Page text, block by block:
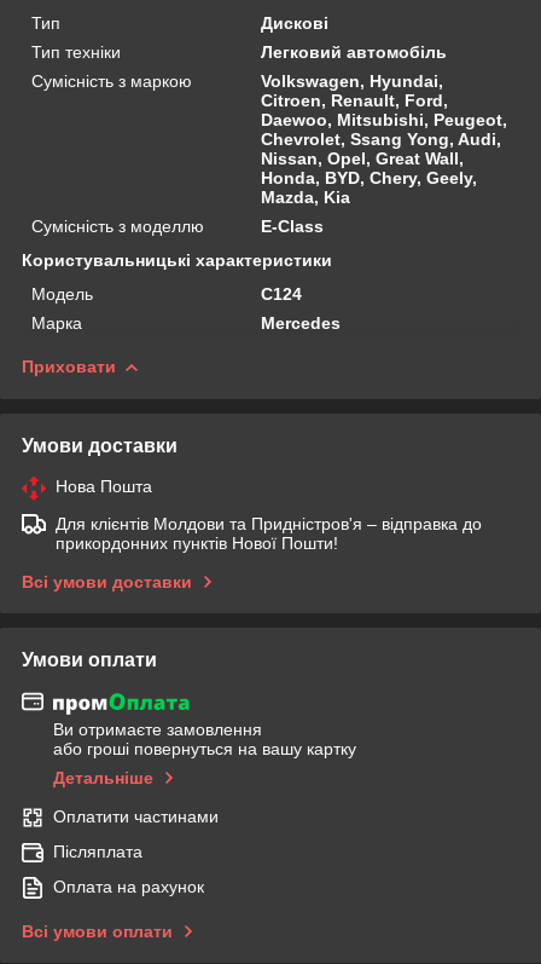
Тип
Дискові
Тип техніки
Легковий автомобіль
Сумісність з маркою
Volkswagen, Hyundai,
Citroen, Renault, Ford,
Daewoo, Mitsubishi, Peugeot,
Chevrolet, Ssang Yong, Audi,
Nissan, Opel, Great Wall,
Honda, BYD, Chery, Geely,
Mazda, Kia
Сумісність з моделлю
E-Class
Користувальницькі характеристики
Мoдель
C124
Марка
Mercedes
Приховати
Умови доставки
Нова Пошта
Для клієнтів Молдови та Придністров'я – відправка до
прикордонних пунктів Нової Пошти!
Всі умови доставки
Умови оплати
Ви отримаєте замовлення
або гроші повернуться на вашу картку
Детальніше
Оплатити частинами
Післяплата
Оплата на рахунок
Всі умови оплати